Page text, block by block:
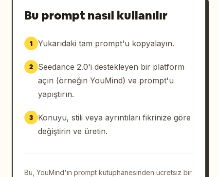
Bu prompt nasıl kullanılır
1 Yukarıdaki tam prompt'u kopyalayın.
2
Seedance 2.0'i destekleyen bir platform
açın (örneğin YouMind) ve prompt'u
yapıştırın.
3
Konuyu, stili veya ayrıntıları fikrinize göre
değiştirin ve üretin.
Bu, YouMind'ın prompt kütüphanesinden ücretsiz bir